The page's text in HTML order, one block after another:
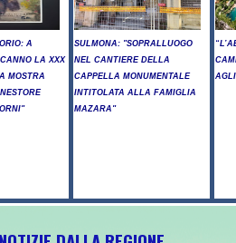
A
LA XXX
MOSTRA
SULMONA: "SOPRALLUOGO
NEL CANTIERE DELLA
CAPPELLA MONUMENTALE
INTITOLATA ALLA FAMIGLIA
MAZARA"